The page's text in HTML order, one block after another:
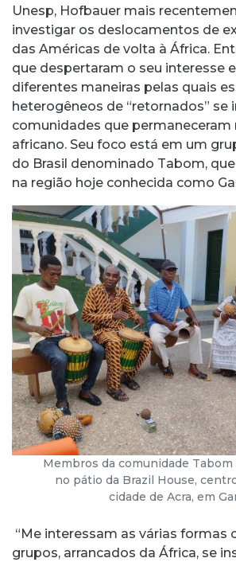
Unesp, Hofbauer mais
investigar os deslocamentos de
das Américas de volta à África.
que despertaram o seu interesse
diferentes maneiras pelas quais
heterogêneos de “retornados” se
comunidades que
africano. Seu foco está em um
do Brasil denominado Tabom,
na região hoje conhecida como
Membros da comunidade Tabom
no pátio da Brazil House,
cidade de Acra, em
“Me interessam as várias formas
grupos, arrancados da África, se